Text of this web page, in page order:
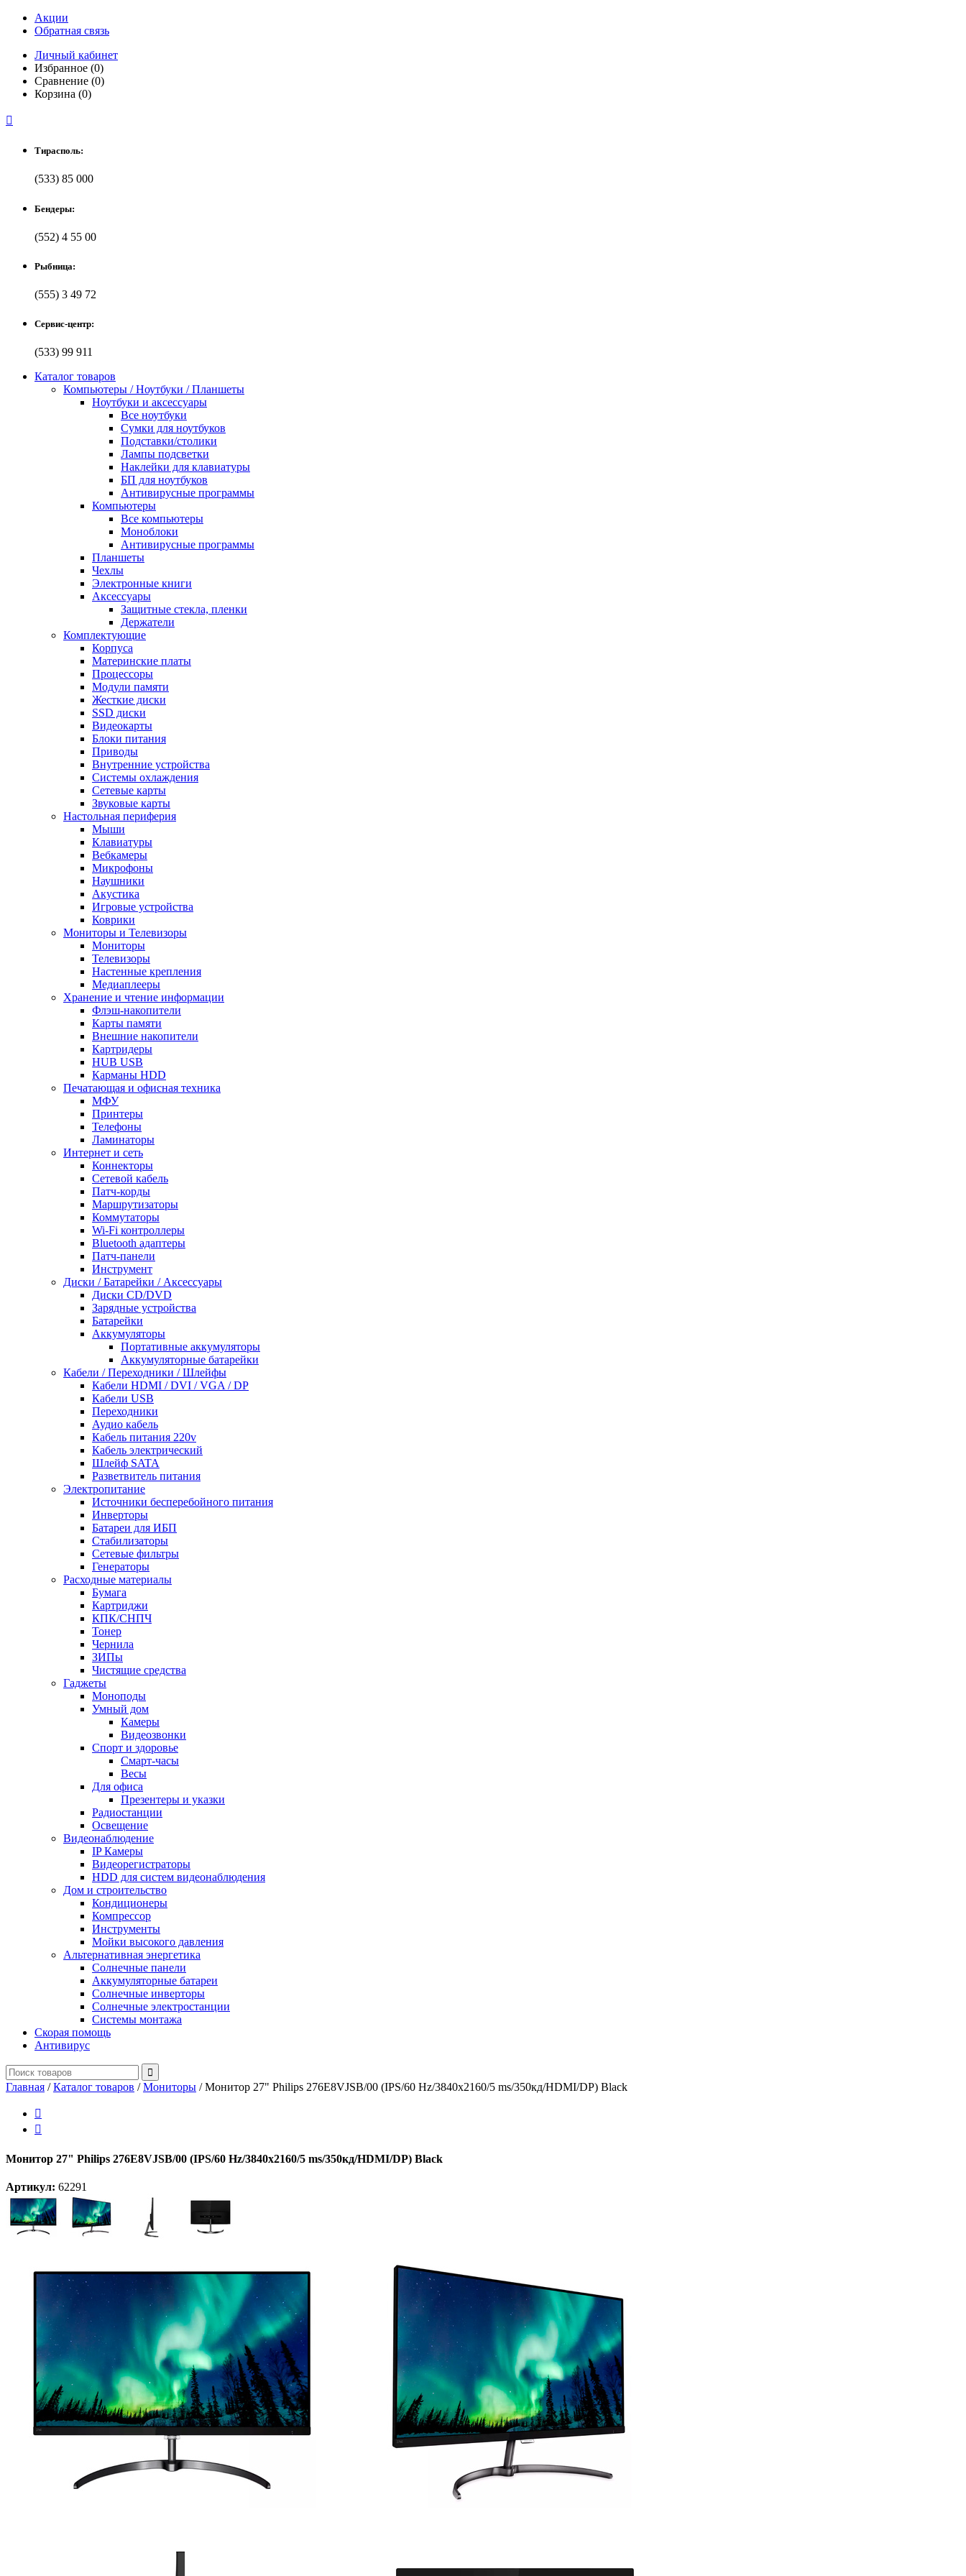
Акции
Обратная связь
Личный кабинет
Избранное (0)
Сравнение (0)
Корзина (0)

Тирасполь:
(533) 85 000
Бендеры:
(552) 4 55 00
Рыбница:
(555) 3 49 72
Сервис-центр:
(533) 99 911
Каталог товаров
Компьютеры / Ноутбуки / Планшеты
Ноутбуки и аксессуары
Все ноутбуки
Сумки для ноутбуков
Подставки/столики
Лампы подсветки
Наклейки для клавиатуры
БП для ноутбуков
Антивирусные программы
Компьютеры
Все компьютеры
Моноблоки
Антивирусные программы
Планшеты
Чехлы
Электронные книги
Аксессуары
Защитные стекла, пленки
Держатели
Комплектующие
Корпуса
Материнские платы
Процессоры
Модули памяти
Жесткие диски
SSD диски
Видеокарты
Блоки питания
Приводы
Внутренние устройства
Системы охлаждения
Сетевые карты
Звуковые карты
Настольная периферия
Мыши
Клавиатуры
Вебкамеры
Микрофоны
Наушники
Акустика
Игровые устройства
Коврики
Мониторы и Телевизоры
Мониторы
Телевизоры
Настенные крепления
Медиаплееры
Хранение и чтение информации
Флэш-накопители
Карты памяти
Внешние накопители
Картридеры
HUB USB
Карманы HDD
Печатающая и офисная техника
МФУ
Принтеры
Телефоны
Ламинаторы
Интернет и сеть
Коннекторы
Сетевой кабель
Патч-корды
Маршрутизаторы
Коммутаторы
Wi-Fi контроллеры
Bluetooth адаптеры
Патч-панели
Инструмент
Диски / Батарейки / Аксессуары
Диски CD/DVD
Зарядные устройства
Батарейки
Аккумуляторы
Портативные аккумуляторы
Аккумуляторные батарейки
Кабели / Переходники / Шлейфы
Кабели HDMI / DVI / VGA / DP
Кабели USB
Переходники
Аудио кабель
Кабель питания 220v
Кабель электрический
Шлейф SATA
Разветвитель питания
Электропитание
Источники бесперебойного питания
Инверторы
Батареи для ИБП
Стабилизаторы
Сетевые фильтры
Генераторы
Расходные материалы
Бумага
Картриджи
КПК/СНПЧ
Тонер
Чернила
ЗИПы
Чистящие средства
Гаджеты
Моноподы
Умный дом
Камеры
Видеозвонки
Спорт и здоровье
Смарт-часы
Весы
Для офиса
Презентеры и указки
Радиостанции
Освещение
Видеонаблюдение
IP Камеры
Видеорегистраторы
HDD для систем видеонаблюдения
Дом и строительство
Кондиционеры
Компрессор
Инструменты
Мойки высокого давления
Альтернативная энергетика
Солнечные панели
Аккумуляторные батареи
Солнечные инверторы
Солнечные электростанции
Системы монтажа
Скорая помощь
Антивирус
Главная /Каталог товаров /Мониторы /Монитор 27" Philips 276E8VJSB/00 (IPS/60 Hz/3840x2160/5 ms/350кд/HDMI/DP) Black


Монитор 27" Philips 276E8VJSB/00 (IPS/60 Hz/3840x2160/5 ms/350кд/HDMI/DP) Black
Артикул: 62291